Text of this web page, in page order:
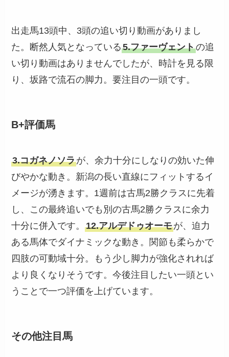
出走馬13頭中、3頭の追い切り動画がありまし
た。断然人気となっている5.ファーヴェントの追
い切り動画はありませんでしたが、時計を見る限
り、坂路で流石の脚力。要注目の一頭です。
B+評価馬
3.コガネノソラが、余力十分にしなりの効いた伸
びやかな動き。新潟の長い直線にフィットするイ
メージが湧きます。1週前は古馬2勝クラスに先着
し、この最終追いでも別の古馬2勝クラスに余力
十分に併入です。12.アルデドゥオーモが、迫力
ある馬体でダイナミックな動き。関節も柔らかで
四肢の可動域十分。もう少し脚力が強化されれば
より良くなりそうです。今後注目したい一頭とい
うことで一つ評価を上げています。
その他注目馬